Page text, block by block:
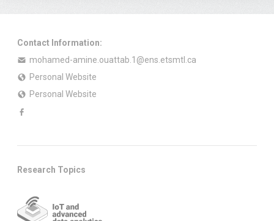
Contact Information:
mohamed-amine.ouattab.1@ens.etsmtl.ca
Personal Website
Personal Website
Research Topics